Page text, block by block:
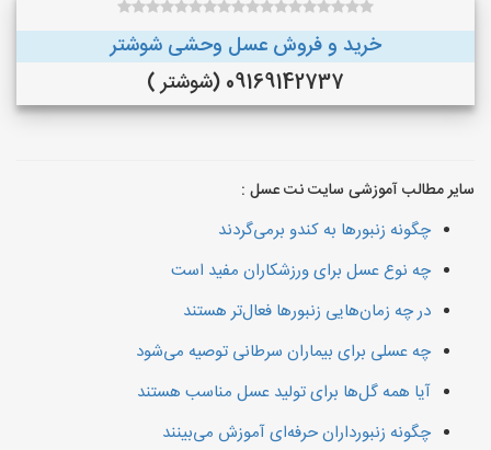
خرید و فروش عسل وحشی شوشتر
09169142737 (شوشتر )
سایر مطالب آموزشی سایت نت عسل :
چگونه زنبورها به کندو برمی‌گردند
چه نوع عسل برای ورزشکاران مفید است
در چه زمان‌هایی زنبورها فعال‌تر هستند
چه عسلی برای بیماران سرطانی توصیه می‌شود
آیا همه گل‌ها برای تولید عسل مناسب هستند
چگونه زنبورداران حرفه‌ای آموزش می‌بینند